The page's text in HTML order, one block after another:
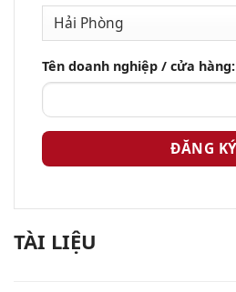
Tên doanh nghiệp / cửa hàng:
TÀI LIỆU